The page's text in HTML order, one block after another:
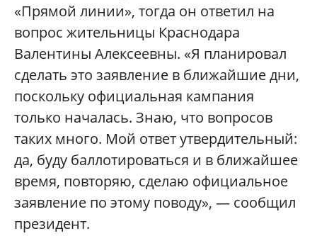
«Прямой линии», тогда он ответил на
вопрос жительницы Краснодара
Валентины Алексеевны. «Я планировал
сделать это заявление в ближайшие дни,
поскольку официальная кампания
только началась. Знаю, что вопросов
таких много. Мой ответ утвердительный:
да, буду баллотироваться и в ближайшее
время, повторяю, сделаю официальное
заявление по этому поводу», — сообщил
президент.